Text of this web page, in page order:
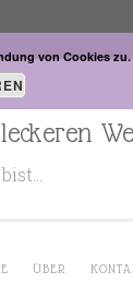
ÜBER
von Cookies zu.